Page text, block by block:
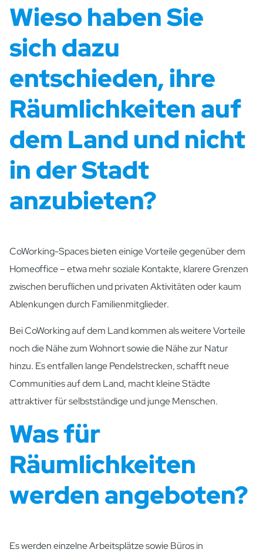
Wieso haben Sie
sich dazu
entschieden, ihre
Räumlichkeiten auf
dem Land und nicht
in der Stadt
anzubieten?
CoWorking-Spaces bieten einige Vorteile gegenüber dem
Homeoffice – etwa mehr soziale Kontakte, klarere Grenzen
zwischen beruflichen und privaten Aktivitäten oder kaum
Ablenkungen durch Familienmitglieder.
Bei CoWorking auf dem Land kommen als weitere Vorteile
noch die Nähe zum Wohnort sowie die Nähe zur Natur
hinzu. Es entfallen lange Pendelstrecken, schafft neue
Communities auf dem Land, macht kleine Städte
attraktiver für selbstständige und junge Menschen.
Was für
Räumlichkeiten
werden angeboten?
Es werden einzelne Arbeitsplätze sowie Büros in